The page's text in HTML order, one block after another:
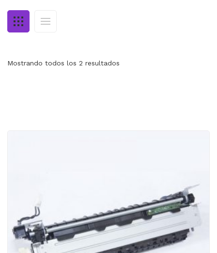
MI CUENTA
Mostrando todos los 2 resultados